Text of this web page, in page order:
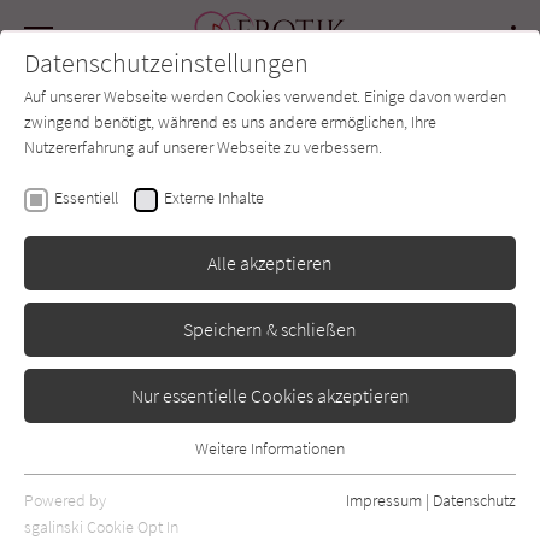
SUCHE Forum Charts Newsletter
Benoîte Groult
Vom Fischen und von der
Liebe: Mein irisches
Tagebuch
Erschienen: August 2019 Bibliogr. Angaben
Datenschutzeinstellungen
Auf unserer Webseite werden Cookies verwendet. Einige davon werden
zwingend benötigt, während es uns andere ermöglichen, Ihre
Nutzererfahrung auf unserer Webseite zu verbessern.
Essentiell Externe Inhalte
Alle akzeptieren
Speichern & schließen
Nur essentielle Cookies akzeptieren
Essentielle Cookies werden für grundlegende Funktionen der
Webseite benötigt. Dadurch ist gewährleistet, dass die Webseite
Weitere Informationen
Powered by
sgalinski Cookie Opt In
Impressum | Datenschutz